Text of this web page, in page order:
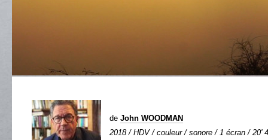
de John WOODMAN
2018 / HDV / couleur / sonore / 1 écran / 20'